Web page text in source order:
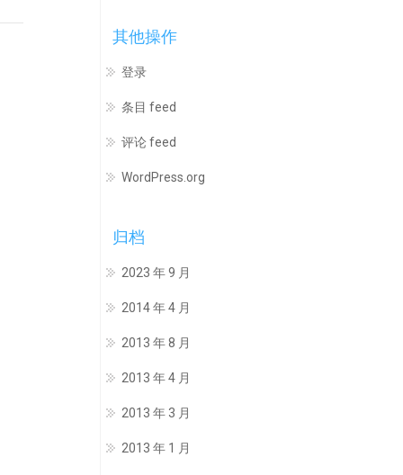
其他操作
登录
条目 feed
评论 feed
WordPress.org
归档
2023 年 9 月
2014 年 4 月
2013 年 8 月
2013 年 4 月
2013 年 3 月
2013 年 1 月